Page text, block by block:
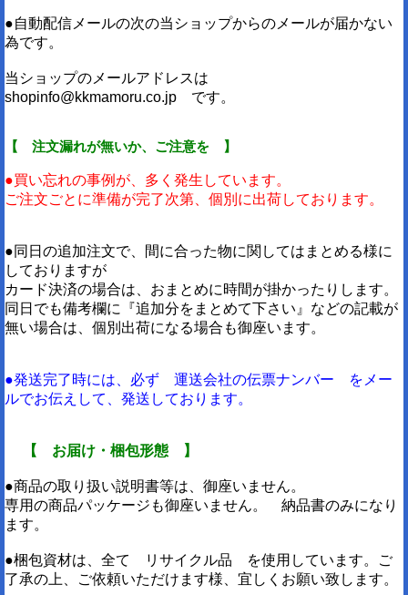
●自動配信メールの次の当ショップからのメールが届かない
為です。
当ショップのメールアドレスは
shopinfo@kkmamoru.co.jp です。
【 注文漏れが無いか、ご注意を 】
●買い忘れの事例が、多く発生しています。
ご注文ごとに準備が完了次第、個別に出荷しております。
●同日の追加注文で、間に合った物に関してはまとめる様に
しておりますが
カード決済の場合は、おまとめに時間が掛かったりします。
同日でも備考欄に『追加分をまとめて下さい』などの記載が
無い場合は、個別出荷になる場合も御座います。
●発送完了時には、必ず 運送会社の伝票ナンバー をメー
ルでお伝えして、発送しております。
【 お届け・梱包形態 】
●商品の取り扱い説明書等は、御座いません。
専用の商品パッケージも御座いません。 納品書のみになり
ます。
●梱包資材は、全て リサイクル品 を使用しています。ご
了承の上、ご依頼いただけます様、宜しくお願い致します。